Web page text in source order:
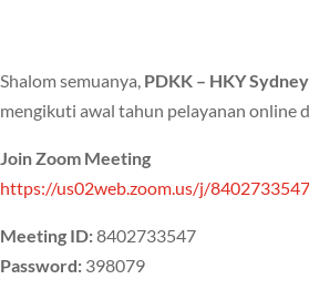
Shalom semuanya, PDKK – HKY Sydney
mengikuti awal tahun pelayanan online
Join Zoom Meeting
https://us02web.zoom.us/j/8402733547
Meeting ID:8402733547
Password: 398079